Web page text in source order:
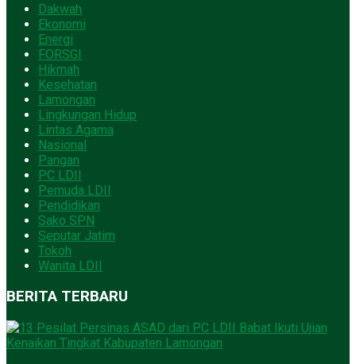
Dakwah
Ekonomi
Energi
FORSGI
Hikmah
Kesehatan
Lamongan
Lingkungan Hidup
Lintas Agama
Nasional
Pangan
PC LDII
Pemuda LDII
Pendidikan
Sako SPN
Seputar Jatim
Tokoh
Wanita LDII
BERITA TERBARU